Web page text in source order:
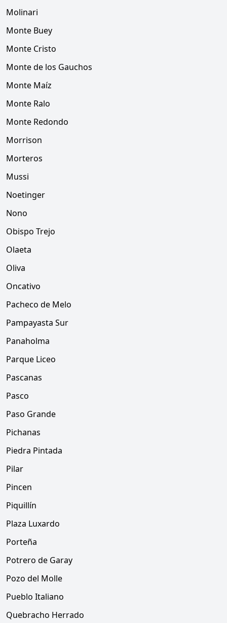
Molinari
Monte Buey
Monte Cristo
Monte de los Gauchos
Monte Maíz
Monte Ralo
Monte Redondo
Morrison
Morteros
Mussi
Noetinger
Nono
Obispo Trejo
Olaeta
Oliva
Oncativo
Pacheco de Melo
Pampayasta Sur
Panaholma
Parque Liceo
Pascanas
Pasco
Paso Grande
Pichanas
Piedra Pintada
Pilar
Pincen
Piquillín
Plaza Luxardo
Porteña
Potrero de Garay
Pozo del Molle
Pueblo Italiano
Quebracho Herrado